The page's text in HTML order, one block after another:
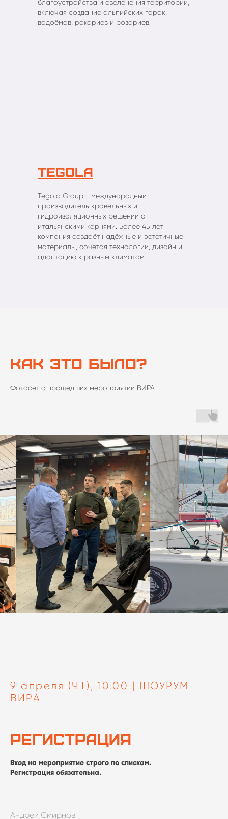
благоустройства и озеленения территории,
включая создание альпийских горок,
водоёмов, рокариев и розариев.
TEGOLA
Tegola Group - международный
производитель кровельных и
гидроизоляционных решений с
итальянскими корнями. Более 45 лет
компания создаёт надёжные и эстетичные
материалы, сочетая технологии, дизайн и
адаптацию к разным климатам.
КАК ЭТО БЫЛО?
Фотосет с прошедших мероприятий ВИРА
9 апреля (ЧТ), 10.00 | ШОУРУМ
ВИРА
Регистрация
Вход на мероприятие строго по спискам.
Регистрация обязательна.